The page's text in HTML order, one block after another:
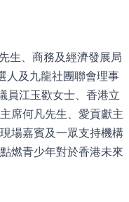
、商務及經濟發展局
人及九龍社團聯會理事
員江玉歡女士、香港立
席何凡先生、愛貢獻主
場嘉賓及一眾支持機構
燃青少年對於香港未來